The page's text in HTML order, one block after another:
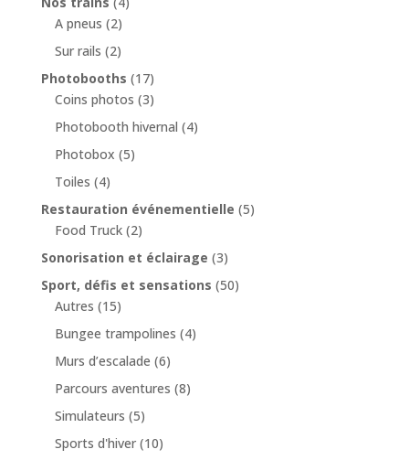
A pneus (2)
Sur rails (2)
Photobooths (17)
Coins photos (3)
Photobooth hivernal (4)
Photobox (5)
Toiles (4)
Restauration événementielle (5)
Food Truck (2)
Sonorisation et éclairage (3)
Sport, défis et sensations (50)
Autres (15)
Bungee trampolines (4)
Murs d’escalade (6)
Parcours aventures (8)
Simulateurs (5)
Sports d'hiver (10)